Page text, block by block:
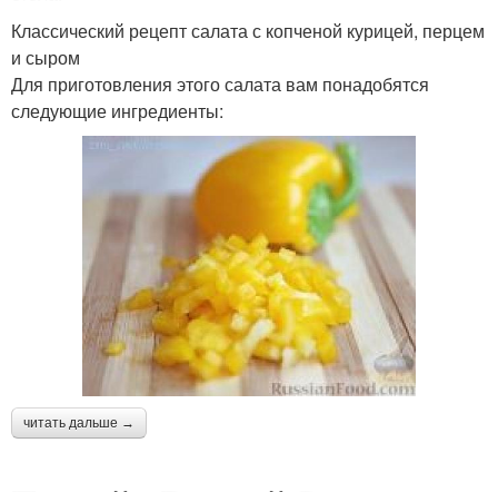
Классический рецепт салата с копченой курицей, перцем
и сыром
Для приготовления этого салата вам понадобятся
следующие ингредиенты:
читать дальше →